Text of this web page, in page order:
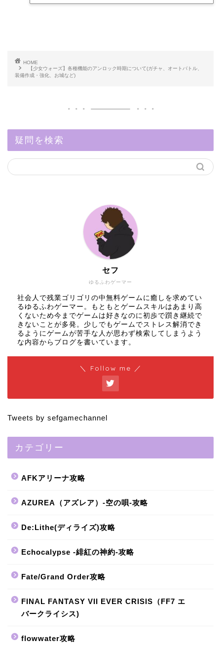
HOME
【少女ウォーズ】各種機能のアンロック時期について(ガチャ、オートバトル、
装備作成・強化、お城など)
疑問を検索
ゆるふわゲーマー
セフ
社会人で残業ゴリゴリの中無料ゲームに癒しを求めてい
るゆるふわゲーマー。もともとゲームスキルはあまり高
くないため今までゲームは好きなのに初歩で躓き継続で
きないことが多発。少しでもゲームでストレス解消でき
るようにゲームが苦手な人が思わず検索してしまうよう
な内容からブログを書いています。
＼ Follow me ／
Tweets by sefgamechannel
カテゴリー
AFKアリーナ攻略
AZUREA（アズレア）-空の唄-攻略
De:Lithe(ディライズ)攻略
Echocalypse -緋紅の神約-攻略
Fate/Grand Order攻略
FINAL FANTASY VII EVER CRISIS（FF7 エ
バークライシス)
flowwater攻略